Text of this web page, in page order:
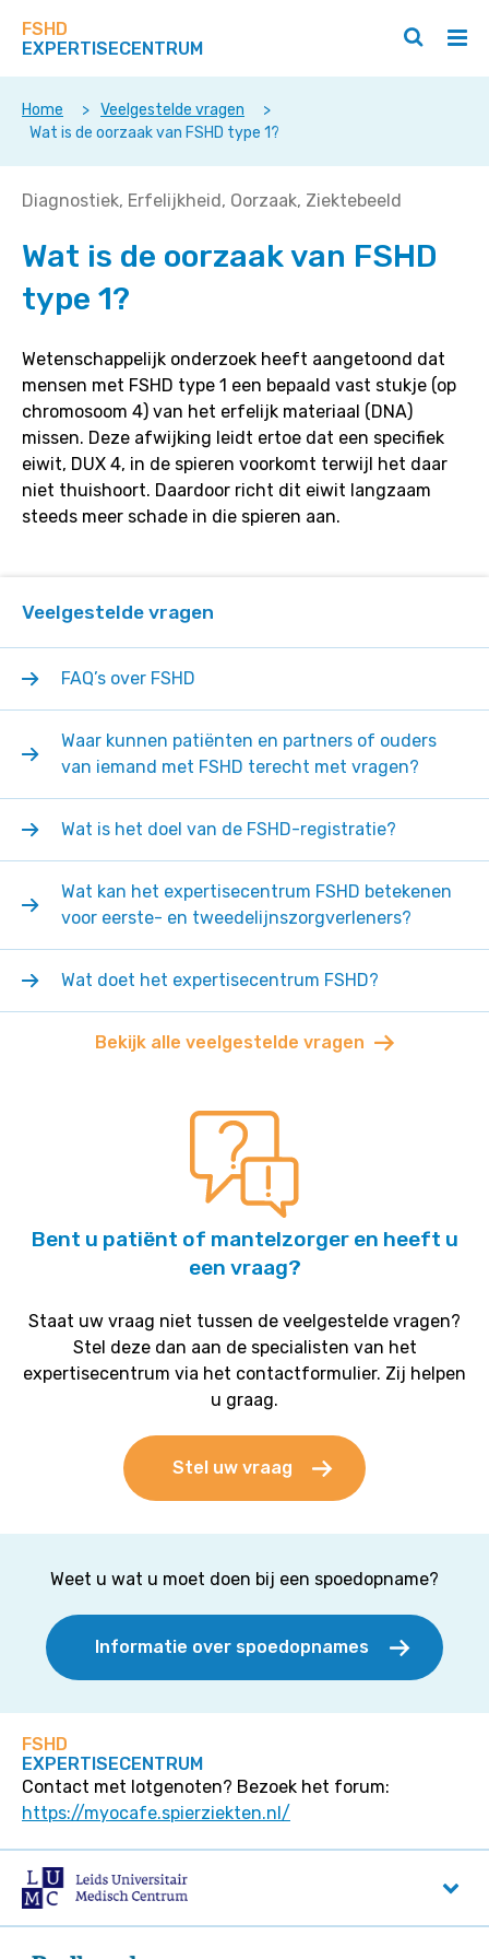
direct
op
deze
FSHD
EXPERTISECENTRUM
/
Zoeken
/
Home > Veelgestelde vragen
>
Wat is de oorzaak van FSHD type 1?
Wat
de
van
type
1?
Diagnostiek Erfelijkheid Oorzaak Ziektebeeld
Wat is de oorzaak van FSHD
type 1?
Wetenschappelijk onderzoek heeft aangetoond dat
mensen met FSHD type 1 een bepaald vast stukje (op
chromosoom 4) van het erfelijk materiaal (DNA)
missen. Deze afwijking leidt ertoe dat een specifiek
eiwit, DUX 4, in de spieren voorkomt terwijl het daar
niet thuishoort. Daardoor richt dit eiwit langzaam
steeds meer schade in die spieren aan.
Veelgestelde vragen
FAQ’s over FSHD
Waar kunnen patiënten en partners of ouders
van iemand met FSHD terecht met vragen?
Wat is het doel van de FSHD-registratie?
Wat kan het expertisecentrum FSHD betekenen
voor eerste- en tweedelijnszorgverleners?
Wat doet het expertisecentrum FSHD?
Bekijk alle veelgestelde vragen
Bent u patiënt of mantelzorger en heeft u
een vraag?
Staat uw vraag niet tussen de veelgestelde vragen?
Stel deze dan aan de specialisten van het
expertisecentrum via het contactformulier. Zij helpen
u graag.
Stel uw vraag
Weet u wat u moet doen bij een spoedopname?
Informatie over spoedopnames
FSHD
EXPERTISECENTRUM
Contact met lotgenoten? Bezoek het forum:
https://myocafe.spierziekten.nl/